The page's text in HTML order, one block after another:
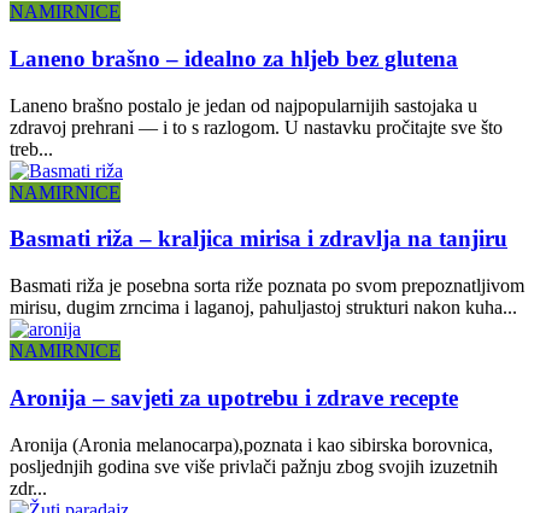
NAMIRNICE
Laneno brašno – idealno za hljeb bez glutena
Laneno brašno postalo je jedan od najpopularnijih sastojaka u
zdravoj prehrani — i to s razlogom. U nastavku pročitajte sve što
treb...
NAMIRNICE
Basmati riža – kraljica mirisa i zdravlja na tanjiru
Basmati riža je posebna sorta riže poznata po svom prepoznatljivom
mirisu, dugim zrncima i laganoj, pahuljastoj strukturi nakon kuha...
NAMIRNICE
Aronija – savjeti za upotrebu i zdrave recepte
Aronija (Aronia melanocarpa),poznata i kao sibirska borovnica,
posljednjih godina sve više privlači pažnju zbog svojih izuzetnih
zdr...